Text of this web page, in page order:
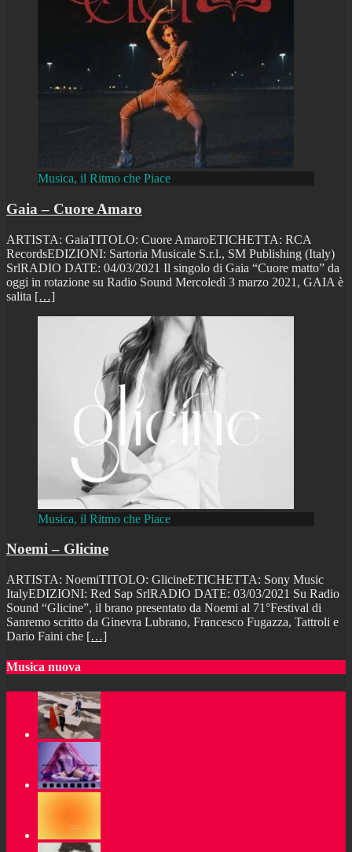
Musica, il Ritmo che Piace
Gaia – Cuore Amaro
ARTISTA: GaiaTITOLO: Cuore AmaroETICHETTA: RCA
RecordsEDIZIONI: Sartoria Musicale S.r.l., SM Publishing (Italy)
SrlRADIO DATE: 04/03/2021 Il singolo di Gaia “Cuore matto” da
oggi in rotazione su Radio Sound Mercoledì 3 marzo 2021, GAIA è
salita […]
Musica, il Ritmo che Piace
Noemi – Glicine
ARTISTA: NoemiTITOLO: GlicineETICHETTA: Sony Music
ItalyEDIZIONI: Red Sap SrlRADIO DATE: 03/03/2021 Su Radio
Sound “Glicine”, il brano presentato da Noemi al 71°Festival di
Sanremo scritto da Ginevra Lubrano, Francesco Fugazza, Tattroli e
Dario Faini che […]
Musica nuova